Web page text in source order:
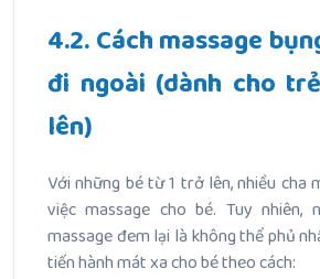
4.2. Cách massage
đi ngoài (dành cho
lên)
Với những bé từ 1 trở lên, nhiều cha
việc massage cho bé. Tuy nhiên,
massage đem lại là không thể phủ
tiến hành mát xa cho bé theo cách: